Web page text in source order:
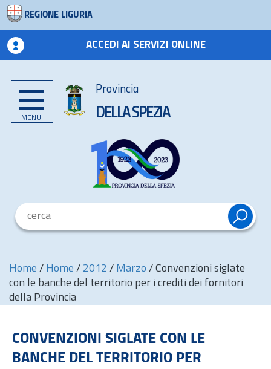
REGIONE LIGURIA
ACCEDI AI SERVIZI ONLINE
MENU
Provincia
DELLA SPEZIA
Home / Home / 2012 / Marzo / Convenzioni siglate
con le banche del territorio per i crediti dei fornitori
della Provincia
CONVENZIONI SIGLATE CON LE
BANCHE DEL TERRITORIO PER